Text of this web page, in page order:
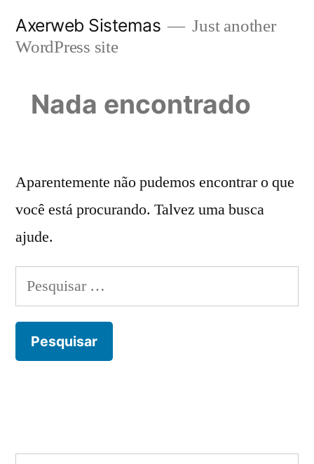
para
conteúdo
Axerweb Sistemas
Just another
WordPress site
Nada encontrado
Aparentemente não pudemos encontrar o que
você está procurando. Talvez uma busca
ajude.
Pesquisar
por: